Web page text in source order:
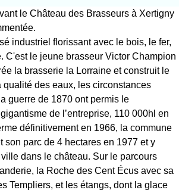
le Château des Brasseurs à Xertigny
industriel florissant avec le bois, le fer,
C'est le jeune brasseur Victor Champion
la brasserie la Lorraine et construit le
qualité des eaux, les circonstances
guerre de 1870 ont permis le
de l’entreprise, 110 000hl en
définitivement en 1966, la commune
son parc de 4 hectares en 1977 et y
dans le château. Sur le parcours
la Roche des Cent Écus avec sa
Templiers, et les étangs, dont la glace